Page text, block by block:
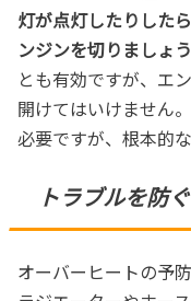
灯が点灯したりした
ンジンを切りましょう
とも有効ですが、エ
開けてはいけません
必要ですが、根本的
トラブルを防
オーバーヒートの予